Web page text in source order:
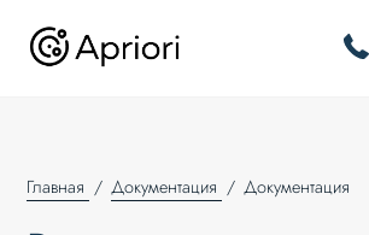
Главная Документация Документация